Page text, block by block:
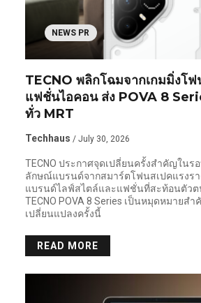
NEWS PR
TECNO พลิกโฉมจากเกมมิ่งโ
แฟชั่นไอคอน ส่ง POVA 8
ทั่ว MRT
Techhaus / July 30, 2026
TECNO ประกาศจุดเปลี่ยนครั้งสำคัญในร
ลักษณ์แบรนด์จากสมาร์ตโฟนสเปคแรงรา
แบรนด์ไลฟ์สไตล์และแฟชั่นที่สะท้อนตัว
TECNO POVA 8 Series เป็นหมุดหมายส
เปลี่ยนแปลงครั้งนี้
READ MORE